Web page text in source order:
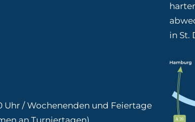
Uhr / Wochenenden und Feiertage
an Turniertagen)
in St.